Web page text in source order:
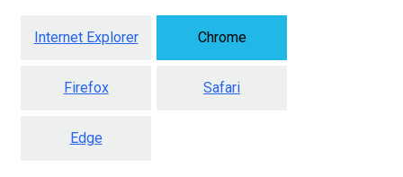
Internet Explorer Chrome
Firefox Safari
Edge